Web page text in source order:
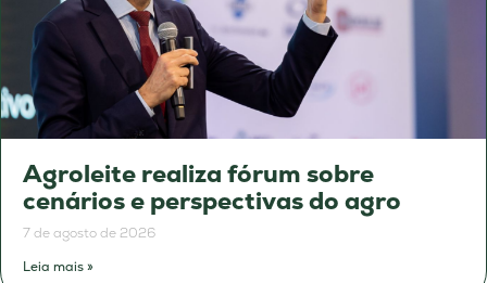
Agroleite realiza fórum sobre
cenários e perspectivas do agro
7 de agosto de 2026
Leia mais »